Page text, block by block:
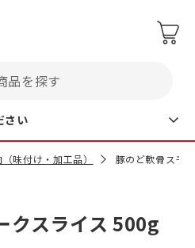
品を探す
さい
味付け・加工品） 豚のど軟骨スモ
クスライス 500g